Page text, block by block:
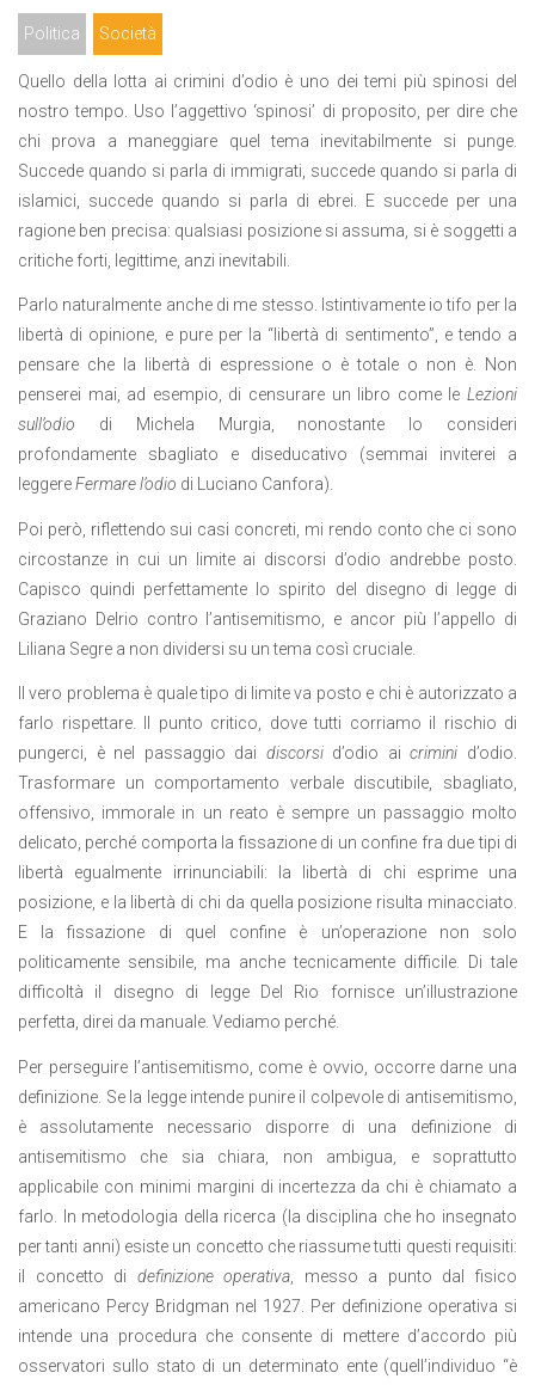
Politica Società
Quello della lotta ai crimini d’odio è uno dei temi più spinosi del
nostro tempo. Uso l’aggettivo ‘spinosi’ di proposito, per dire che
chi prova a maneggiare quel tema inevitabilmente si punge.
Succede quando si parla di immigrati, succede quando si parla di
islamici, succede quando si parla di ebrei. E succede per una
ragione ben precisa: qualsiasi posizione si assuma, si è soggetti a
critiche forti, legittime, anzi inevitabili.
Parlo naturalmente anche di me stesso. Istintivamente io tifo per la
libertà di opinione, e pure per la “libertà di sentimento”, e tendo a
pensare che la libertà di espressione o è totale o non è. Non
penserei mai, ad esempio, di censurare un libro come le Lezioni
sull’odio di Michela Murgia, nonostante lo consideri
profondamente sbagliato e diseducativo (semmai inviterei a
leggereFermare l’odio di Luciano Canfora).
Poi però, riflettendo sui casi concreti, mi rendo conto che ci sono
circostanze in cui un limite ai discorsi d’odio andrebbe posto.
Capisco quindi perfettamente lo spirito del disegno di legge di
Graziano Delrio contro l’antisemitismo, e ancor più l’appello di
Liliana Segre a non dividersi su un tema così cruciale.
Il vero problema è quale tipo di limite va posto e chi è autorizzato a
farlo rispettare. Il punto critico, dove tutti corriamo il rischio di
pungerci, è nel passaggio dai discorsid’odio aicrimini d’odio.
Trasformare un comportamento verbale discutibile, sbagliato,
offensivo, immorale in un reato è sempre un passaggio molto
delicato, perché comporta la fissazione di un confine fra due tipi di
libertà egualmente irrinunciabili: la libertà di chi esprime una
posizione, e la libertà di chi da quella posizione risulta minacciato.
E la fissazione di quel confine è un’operazione non solo
politicamente sensibile, ma anche tecnicamente difficile. Di tale
difficoltà il disegno di legge Del Rio fornisce un’illustrazione
perfetta, direi da manuale. Vediamo perché.
Per perseguire l’antisemitismo, come è ovvio, occorre darne una
definizione. Se la legge intende punire il colpevole di antisemitismo,
è assolutamente necessario disporre di una definizione di
antisemitismo che sia chiara, non ambigua, e soprattutto
applicabile con minimi margini di incertezza da chi è chiamato a
farlo. In metodologia della ricerca (la disciplina che ho insegnato
per tanti anni) esiste un concetto che riassume tutti questi requisiti:
il concetto di definizione operativa , messo a punto dal fisico
americano Percy Bridgman nel 1927. Per definizione operativa si
intende una procedura che consente di mettere d’accordo più
osservatori sullo stato di un determinato ente (quell’individuo “è